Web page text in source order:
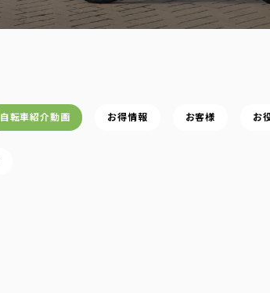
自転車紹介動画 お得情報 お客様 お